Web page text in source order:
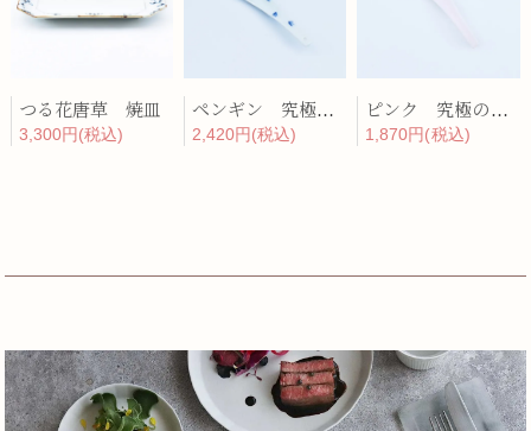
つる花唐草 焼皿
3,300円(税込)
ペンギン 究極のレンゲ
2,420円(税込)
ピンク 究極のレンゲ
1,870円(税込)